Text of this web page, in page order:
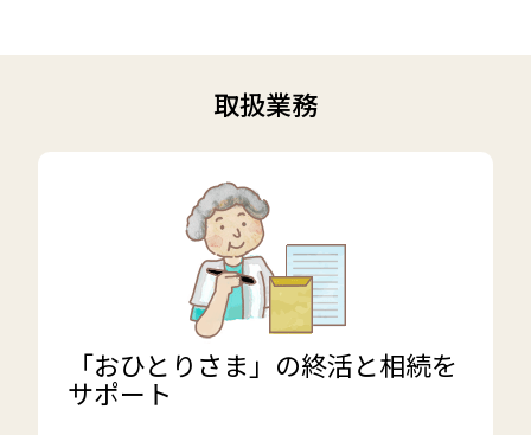
取扱業務
「おひとりさま」の終活と相続を
サポート